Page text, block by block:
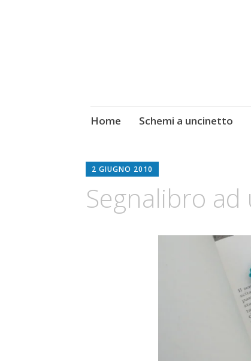
Kate Alinari, corsi di
Skip
Home Schemi a uncinetto
2 GIUGNO 2010
Segnalibro